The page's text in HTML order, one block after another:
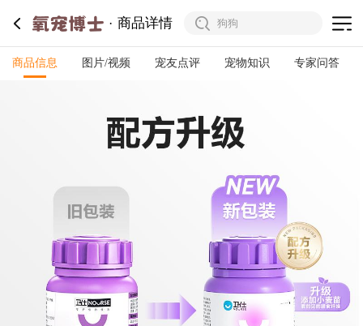
商品详情
商品信息 图片/视频 宠友点评 宠物知识 专家问答